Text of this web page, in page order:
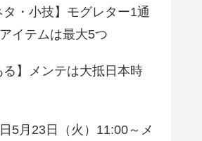
タ・小技】モグレター1通
イテムは最大5つ
る】メンテは大抵日本時
5月23日（火）11:00～メ